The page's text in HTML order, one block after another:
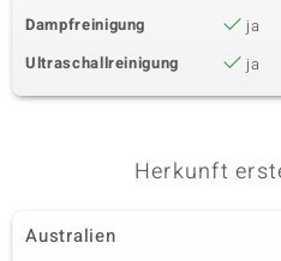
Dampfreinigung
ja
Ultraschallreinigung
ja
Herkunft
Australien